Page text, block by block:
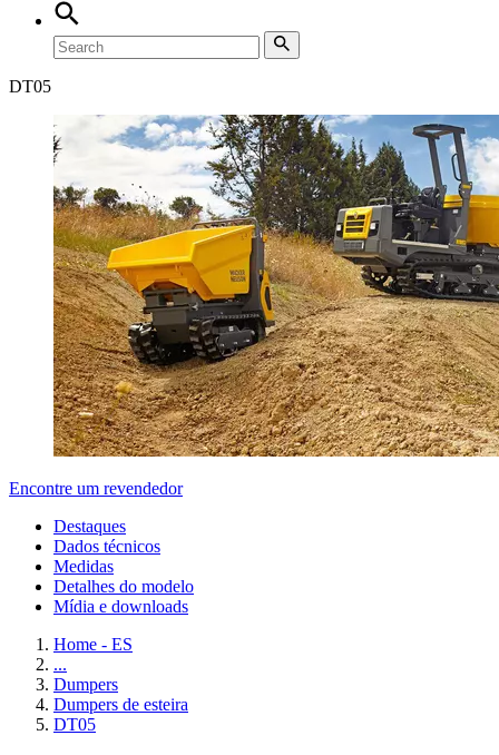
DT05
Encontre um revendedor
Destaques
Dados técnicos
Medidas
Detalhes do modelo
Mídia e downloads
Home - ES
...
Dumpers
Dumpers de esteira
DT05